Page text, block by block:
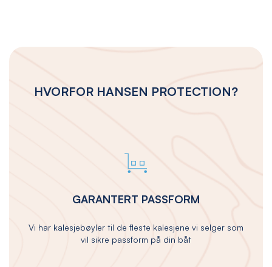
HVORFOR HANSEN PROTECTION?
GARANTERT PASSFORM
Vi har kalesjebøyler til de fleste kalesjene vi selger som
vil sikre passform på din båt